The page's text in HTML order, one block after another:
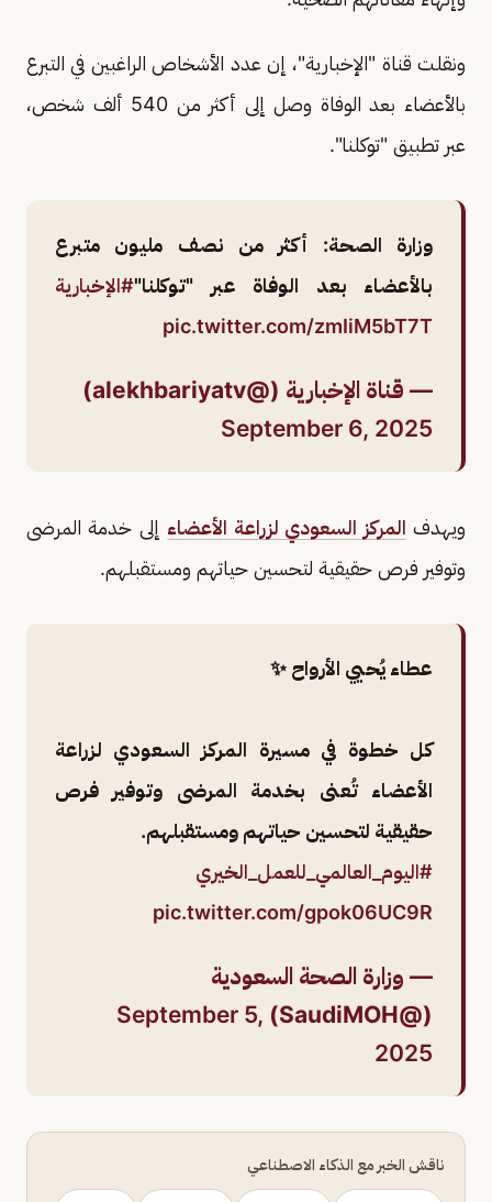
ونقلت قناة "الإخبارية"، إن عدد الأشخاص الراغبين في التبرع
بالأعضاء بعد الوفاة وصل إلى أكثر من 540 ألف شخص،
عبر تطبيق "توكلنا".
وزارة الصحة: أكثر من نصف مليون متبرع
بالأعضاء بعد الوفاة عبر "توكلنا"#الإخبارية
pic.twitter.com/zmIiM5bT7T
— قناة الإخبارية (@alekhbariyatv)
September 6, 2025
ويهدف المركز السعودي لزراعة الأعضاء إلى خدمة المرضى
وتوفير فرص حقيقية لتحسين حياتهم ومستقبلهم.
عطاء يُحيي الأرواح ✨
كل خطوة في مسيرة المركز السعودي لزراعة
الأعضاء تُعنى بخدمة المرضى وتوفير فرص
حقيقية لتحسين حياتهم ومستقبلهم.
#اليوم_العالمي_للعمل_الخيري
pic.twitter.com/gpok06UC9R
— وزارة الصحة السعودية
(@SaudiMOH)
September 5,
2025
ناقش الخبر مع الذكاء الاصطناعي